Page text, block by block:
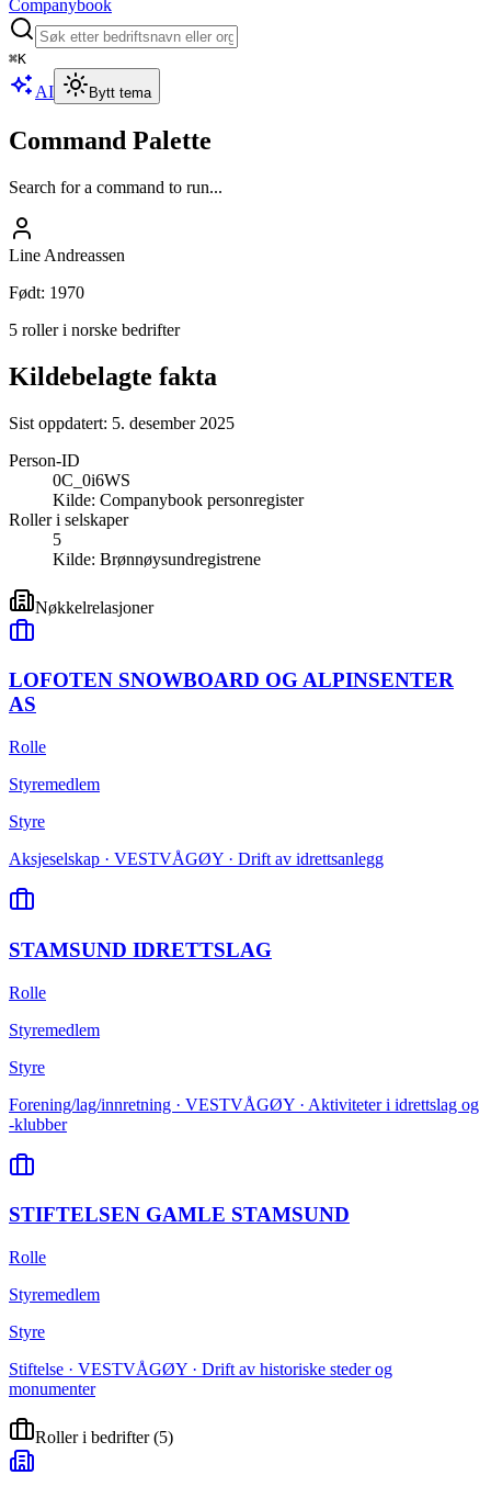
Companybook
⌘K
AI Bytt tema
Command Palette
Search for a command to run...
Line Andreassen
Født: 1970
5 roller i norske bedrifter
Kildebelagte fakta
Sist oppdatert: 5. desember 2025
Person-ID
0C_0i6WS
Kilde: Companybook personregister
Roller i selskaper
5
Kilde: Brønnøysundregistrene
Nøkkelrelasjoner
LOFOTEN SNOWBOARD OG ALPINSENTER
AS
Rolle
Styremedlem
Styre
Aksjeselskap · VESTVÅGØY · Drift av idrettsanlegg
STAMSUND IDRETTSLAG
Rolle
Styremedlem
Styre
Forening/lag/innretning · VESTVÅGØY · Aktiviteter i idrettslag og
-klubber
STIFTELSEN GAMLE STAMSUND
Rolle
Styremedlem
Styre
Stiftelse · VESTVÅGØY · Drift av historiske steder og
monumenter
Roller i bedrifter(5)